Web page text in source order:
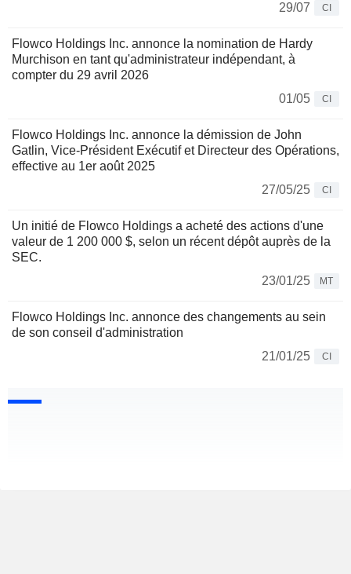
29/07
CI
Flowco Holdings Inc. annonce la nomination de Hardy
Murchison en tant qu'administrateur indépendant, à
compter du 29 avril 2026
01/05
CI
Flowco Holdings Inc. annonce la démission de John
Gatlin, Vice-Président Exécutif et Directeur des Opérations,
effective au 1er août 2025
27/05/25
CI
Un initié de Flowco Holdings a acheté des actions d'une
valeur de 1 200 000 $, selon un récent dépôt auprès de la
SEC.
23/01/25
MT
Flowco Holdings Inc. annonce des changements au sein
de son conseil d'administration
21/01/25
CI